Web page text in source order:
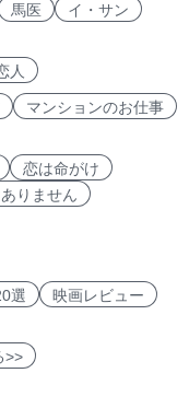
馬医
イ・サン
人
マンションのお仕事
恋は命がけ
りません
選
映画レビュー